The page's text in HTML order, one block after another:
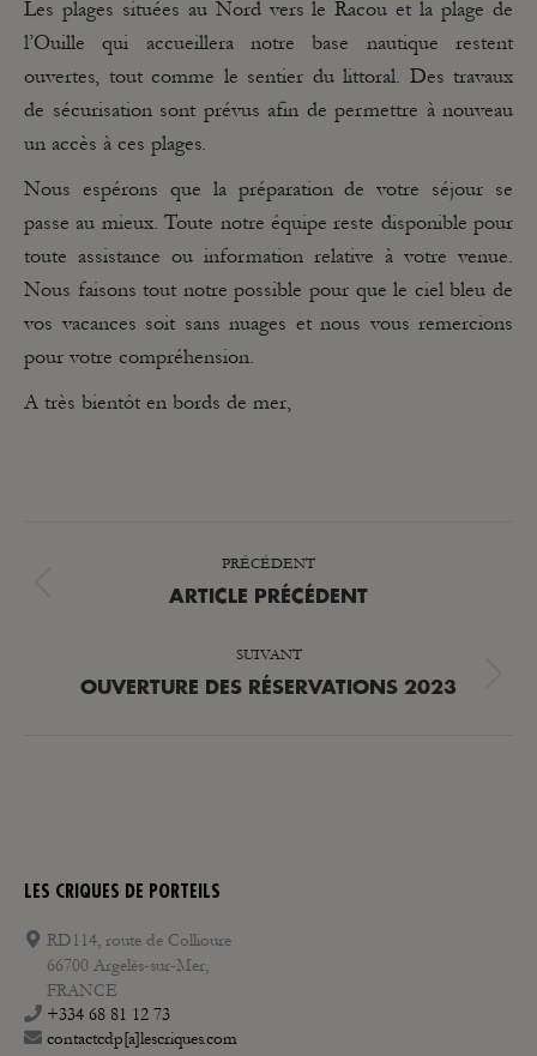
Les plages situées au Nord vers le Racou et la plage de
l’Ouille qui accueillera notre base nautique restent
ouvertes, tout comme le sentier du littoral. Des travaux
de sécurisation sont prévus afin de permettre à nouveau
un accès à ces plages.
Nous espérons que la préparation de votre séjour se
passe au mieux. Toute notre équipe reste disponible pour
toute assistance ou information relative à votre venue.
Nous faisons tout notre possible pour que le ciel bleu de
vos vacances soit sans nuages et nous vous remercions
pour votre compréhension.
A très bientôt en bords de mer,
PRÉCÉDENT
Article
:
ARTICLE PRÉCÉDENT
SUIVANT
Article
OUVERTURE DES RÉSERVATIONS 2023
LES CRIQUES DE PORTEILS
RD114, route de Collioure
66700 Argelès-sur-Mer,
FRANCE
+334 68 81 12 73
contactcdp[a]lescriques.com